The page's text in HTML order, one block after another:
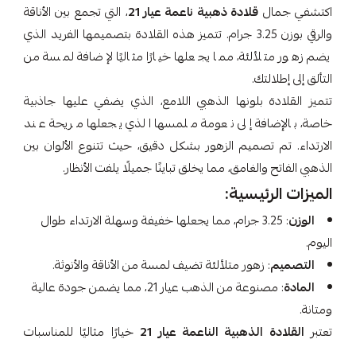
اكتشفي جمال قلادة ذهبية ناعمة عيار 21
، التي تجمع بين الأناقة
والرقي بوزن 3.25 جرام. تتميز هذه القلادة بتصميمها الفريد الذي
يضم زهور متلألئة، مما يجعلها خيارًا مثاليًا لإضافة لمسة من
التألق إلى إطلالتك.
تتميز القلادة بلونها الذهبي اللامع، الذي يضفي عليها جاذبية
خاصة، بالإضافة إلى نعومة ملمسها الذي يجعلها مريحة عند
الارتداء. تم تصميم الزهور بشكل دقيق، حيث تتنوع الألوان بين
الذهبي الفاتح والغامق، مما يخلق تباينًا جميلًا يلفت الأنظار.
الميزات الرئيسية:
الوزن
: 3.25 جرام، مما يجعلها خفيفة وسهلة الارتداء طوال
اليوم.
التصميم: زهور متلألئة تضيف لمسة من الأناقة والأنوثة.
المادة
: مصنوعة من الذهب عيار 21، مما يضمن جودة عالية
ومتانة.
تعتبر القلادة الذهبية الناعمة عيار 21
خيارًا مثاليًا للمناسبات